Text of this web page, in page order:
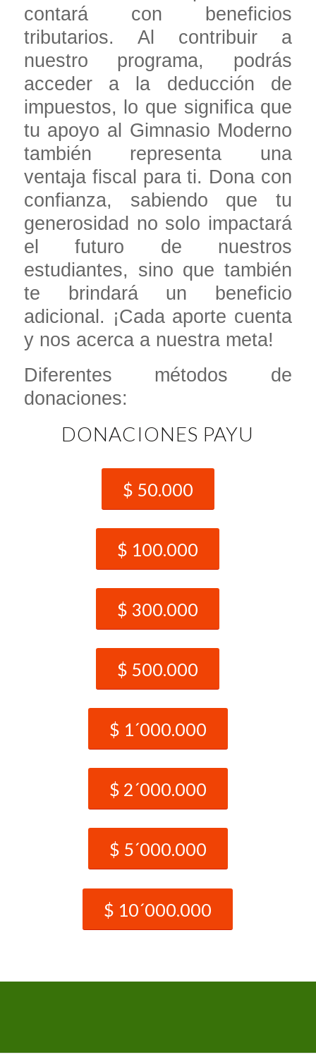
contará con beneficios
tributarios. Al contribuir a
nuestro programa, podrás
acceder a la deducción de
impuestos, lo que significa que
tu apoyo al Gimnasio Moderno
también representa una
ventaja fiscal para ti. Dona con
confianza, sabiendo que tu
generosidad no solo impactará
el futuro de nuestros
estudiantes, sino que también
te brindará un beneficio
adicional. ¡Cada aporte cuenta
y nos acerca a nuestra meta!
Diferentes métodos de
donaciones:
DONACIONES PAYU
$ 50.000
$ 100.000
$ 300.000
$ 500.000
$ 1´000.000
$ 2´000.000
$ 5´000.000
$ 10´000.000